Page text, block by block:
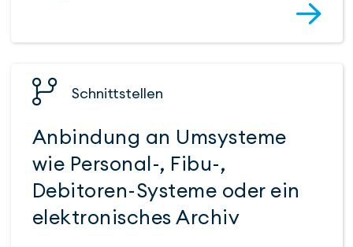
Schnitt­stellen
Anbindung an Umsysteme
wie Personal-, Fibu-,
Debitoren-Systeme oder ein
elektroni­sches Archiv